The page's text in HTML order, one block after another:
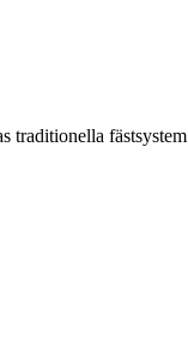
traditionella fästsystem